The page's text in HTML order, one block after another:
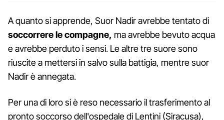
A quanto si apprende, Suor Nadir avrebbe tentato di
soccorrere le compagne, ma avrebbe bevuto acqua
e avrebbe perduto i sensi. Le altre tre suore sono
riuscite a mettersi in salvo sulla battigia, mentre suor
Nadir è annegata.
Per una di loro si è reso necessario il trasferimento al
pronto soccorso dell'ospedale di Lentini (Siracusa),